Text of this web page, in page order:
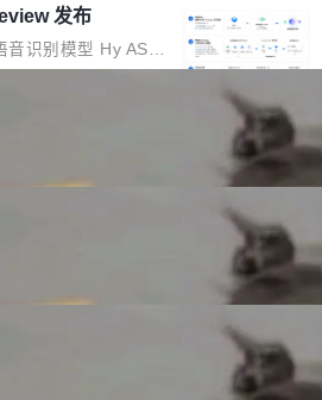
"代码仓理解"瓶
以下简称" CodeBas
码道（CodeA...
，他使用此前登录
了一条被程序员圈
高管理员权限、无
人上瘾，但 GPU 显
的 Workers AI 团队
他们在官方博客上发
升 41%，每 token
发布
音识别模型 Hy ASR
大语言模型 Hy3 的
是真正听懂。通过
别覆盖粤语、吴语
本。 Changes/fixe
题 为避免音频加
利用 AI 工具（如 Co